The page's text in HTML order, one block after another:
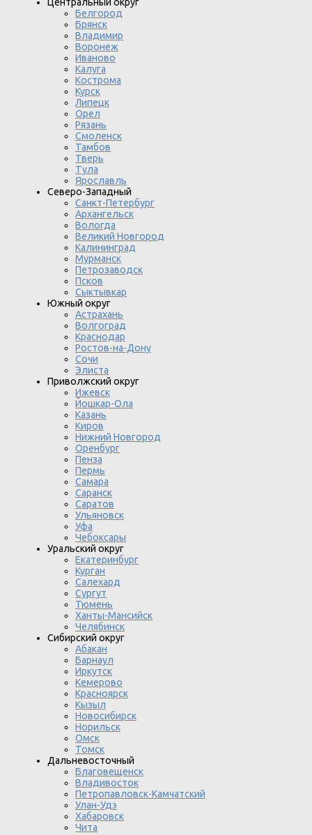
Белгород
Брянск
Владимир
Воронеж
Иваново
Калуга
Кострома
Курск
Липецк
Орел
Рязань
Смоленск
Тамбов
Тверь
Тула
Ярославль
Северо-Западный
Санкт-Петербург
Архангельск
Вологда
Великий Новгород
Калининград
Мурманск
Петрозаводск
Псков
Сыктывкар
Южный округ
Астрахань
Волгоград
Краснодар
Ростов-на-Дону
Сочи
Элиста
Приволжский округ
Ижевск
Йошкар-Ола
Казань
Киров
Нижний Новгород
Оренбург
Пенза
Пермь
Самара
Саранск
Саратов
Ульяновск
Уфа
Чебоксары
Уральский округ
Екатеринбург
Курган
Салехард
Сургут
Тюмень
Ханты-Мансийск
Челябинск
Сибирский округ
Абакан
Барнаул
Иркутск
Кемерово
Красноярск
Кызыл
Новосибирск
Норильск
Омск
Томск
Дальневосточный
Благовещенск
Владивосток
Петропавловск-Камчатский
Улан-Удэ
Хабаровск
Чита